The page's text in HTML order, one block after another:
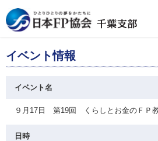
イベント情報
イベント名
９月17日 第19回 くらしとお金のＦＰ
日時